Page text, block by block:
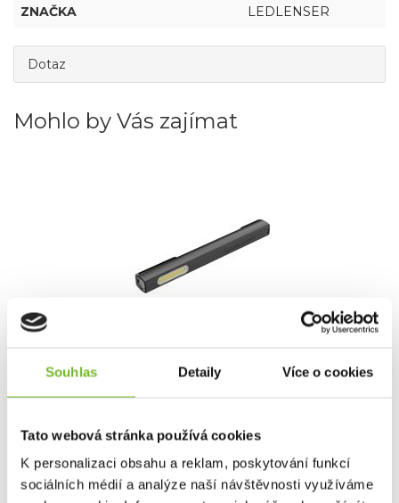
Souhlas Detaily Více o cookies
Tato webová stránka používá cookies
K personalizaci obsahu a reklam, poskytování funkcí
sociálních médií a analýze naší návštěvnosti využíváme
ZNAČKA LEDLENSER
Dotaz
Mohlo by Vás zajímat
Pracovní Světlo Ledlenser W2 Work